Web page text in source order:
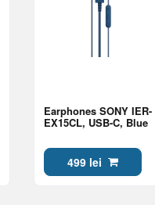
Earphones SONY IER-
EX15CL, USB-C, Blue
499 lei